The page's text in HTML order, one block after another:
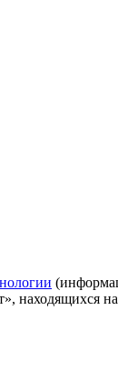
находящихся